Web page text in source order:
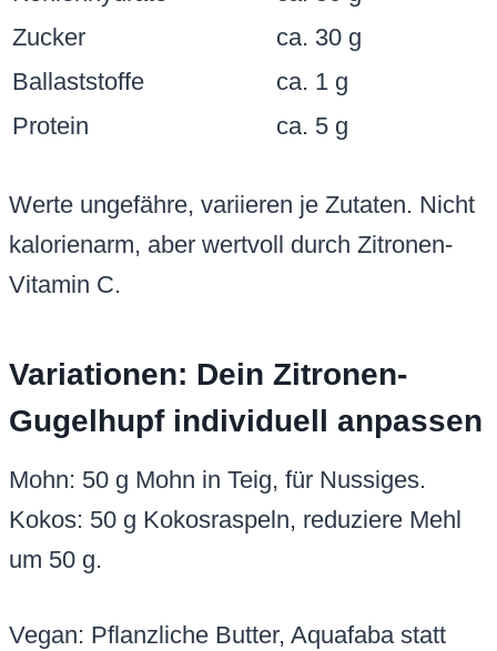
Zucker
ca. 30 g
Ballaststoffe
ca. 1 g
Protein
ca. 5 g
Werte ungefähre, variieren je Zutaten. Nicht
kalorienarm, aber wertvoll durch Zitronen-
Vitamin C.
Variationen: Dein Zitronen-
Gugelhupf individuell anpassen
Mohn: 50 g Mohn in Teig, für Nussiges.
Kokos: 50 g Kokosraspeln, reduziere Mehl
um 50 g.
Vegan: Pflanzliche Butter, Aquafaba statt